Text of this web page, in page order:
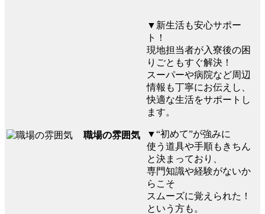
職場の雰囲気
▼新生活も安心サポー
ト！
現地担当者が入寮後の困
りごともすぐ解決！
スーパーや病院など周辺
情報も丁寧にお伝えし、
快適な生活をサポートし
ます。
▼“初めて”が強みに
使う道具や手順もきちん
と決まっており、
専門知識や経験がないか
らこそ
スムーズに覚えられた！
という方も。